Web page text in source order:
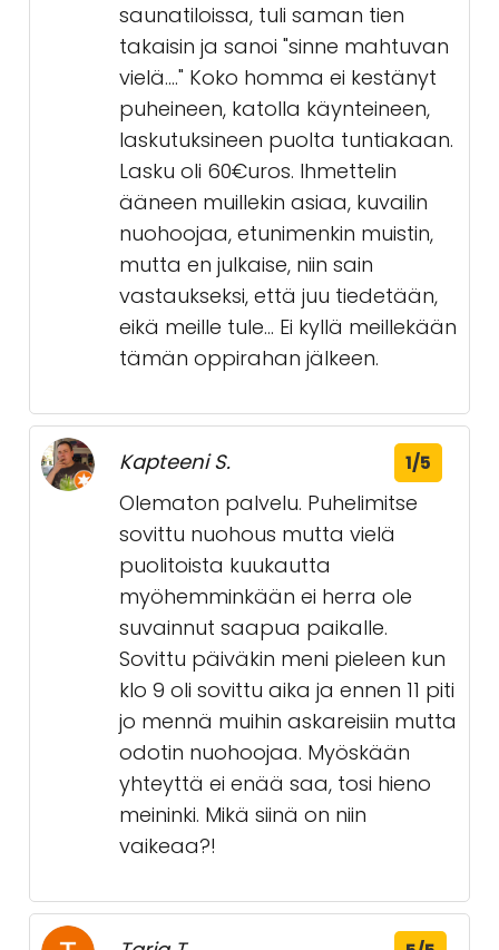
saunatiloissa, tuli saman tien
takaisin ja sanoi "sinne mahtuvan
vielä...." Koko homma ei kestänyt
puheineen, katolla käynteineen,
laskutuksineen puolta tuntiakaan.
Lasku oli 60€uros. Ihmettelin
ääneen muillekin asiaa, kuvailin
nuohoojaa, etunimenkin muistin,
mutta en julkaise, niin sain
vastaukseksi, että juu tiedetään,
eikä meille tule... Ei kyllä meillekään
tämän oppirahan jälkeen.
Kapteeni S. 1/5
Olematon palvelu. Puhelimitse
sovittu nuohous mutta vielä
puolitoista kuukautta
myöhemminkään ei herra ole
suvainnut saapua paikalle.
Sovittu päiväkin meni pieleen kun
klo 9 oli sovittu aika ja ennen 11 piti
jo mennä muihin askareisiin mutta
odotin nuohoojaa. Myöskään
yhteyttä ei enää saa, tosi hieno
meininki. Mikä siinä on niin
vaikeaa?!